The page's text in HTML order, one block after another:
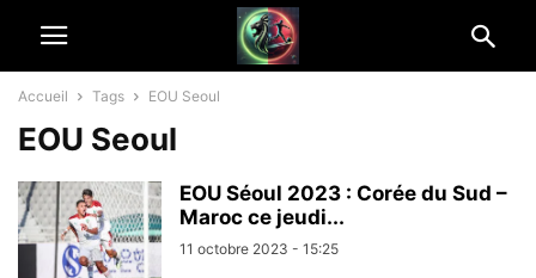
Accueil Tags EOU Seoul
EOU Seoul
EOU Séoul 2023 : Corée du Sud –
Maroc ce jeudi...
11 octobre 2023 - 15:25